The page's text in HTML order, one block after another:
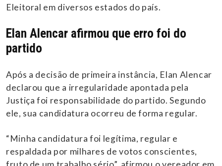
Eleitoral em diversos estados do país.
Elan Alencar afirmou que erro foi do
partido
Após a decisão de primeira instância, Elan Alencar
declarou que a irregularidade apontada pela
Justiça foi responsabilidade do partido. Segundo
ele, sua candidatura ocorreu de forma regular.
“Minha candidatura foi legítima, regular e
respaldada por milhares de votos conscientes,